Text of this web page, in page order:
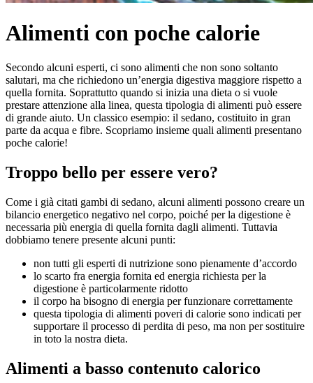
Alimenti con poche calorie
Secondo alcuni esperti, ci sono alimenti che non sono soltanto
salutari, ma che richiedono un’energia digestiva maggiore rispetto a
quella fornita. Soprattutto quando si inizia una dieta o si vuole
prestare attenzione alla linea, questa tipologia di alimenti può essere
di grande aiuto. Un classico esempio: il sedano, costituito in gran
parte da acqua e fibre. Scopriamo insieme quali alimenti presentano
poche calorie!
Troppo bello per essere vero?
Come i già citati gambi di sedano, alcuni alimenti possono creare un
bilancio energetico negativo nel corpo, poiché per la digestione è
necessaria più energia di quella fornita dagli alimenti. Tuttavia
dobbiamo tenere presente alcuni punti:
non tutti gli esperti di nutrizione sono pienamente d’accordo
lo scarto fra energia fornita ed energia richiesta per la
digestione è particolarmente ridotto
il corpo ha bisogno di energia per funzionare correttamente
questa tipologia di alimenti poveri di calorie sono indicati per
supportare il processo di perdita di peso, ma non per sostituire
in toto la nostra dieta.
Alimenti a basso contenuto calorico